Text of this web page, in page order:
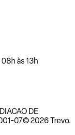
às 13h
DE
07© 2026 Trevo.